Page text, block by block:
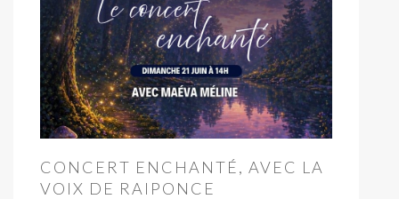
CONCERT ENCHANTÉ, AVEC LA
VOIX DE RAIPONCE